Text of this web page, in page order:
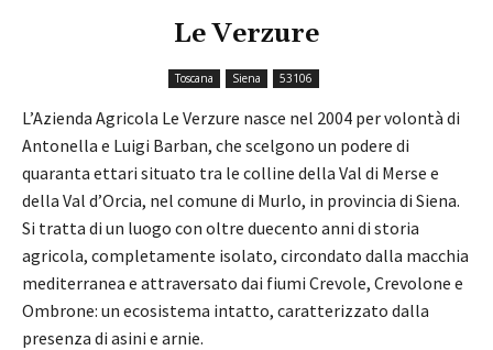
Le Verzure
Toscana Siena 53106
L’Azienda Agricola Le Verzure nasce nel 2004 per volontà di
Antonella e Luigi Barban, che scelgono un podere di
quaranta ettari situato tra le colline della Val di Merse e
della Val d’Orcia, nel comune di Murlo, in provincia di Siena.
Si tratta di un luogo con oltre duecento anni di storia
agricola, completamente isolato, circondato dalla macchia
mediterranea e attraversato dai fiumi Crevole, Crevolone e
Ombrone: un ecosistema intatto, caratterizzato dalla
presenza di asini e arnie.